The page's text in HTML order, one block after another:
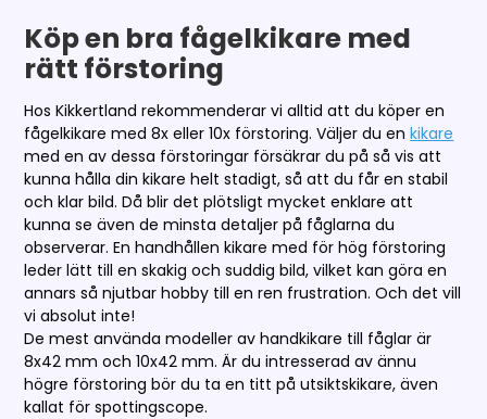
Köp en bra fågelkikare med
rätt förstoring
Hos Kikkertland rekommenderar vi alltid att du köper en
fågelkikare med 8x eller 10x förstoring. Väljer du enkikare
med en av dessa förstoringar försäkrar du på så vis att
kunna hålla din kikare helt stadigt, så att du får en stabil
och klar bild. Då blir det plötsligt mycket enklare att
kunna se även de minsta detaljer på fåglarna du
observerar. En handhållen kikare med för hög förstoring
leder lätt till en skakig och suddig bild, vilket kan göra en
annars så njutbar hobby till en ren frustration. Och det vill
vi absolut inte!
De mest använda modeller av handkikare till fåglar är
8x42 mm och 10x42 mm. Är du intresserad av ännu
högre förstoring bör du ta en titt på utsiktskikare, även
kallat för spottingscope.